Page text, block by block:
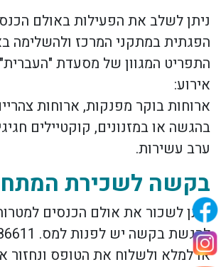
ניתן לשלב את הפעילות באולם
הפגתית במתקני המרכז ולהשלימה
התפריט המגוון של מסעדת
אירוע:
ארוחות בוקר מפנקות, ארוחות
בהגשה או במזנונים, קוקטיילים
ערב עשירות.
בקשה לשכירת
ניתן לשכור את אולם הכנסים
להגשת בקשה יש לפנות למס. 02-6586611,
או למלא ולשלוח את הטופס ונחזור